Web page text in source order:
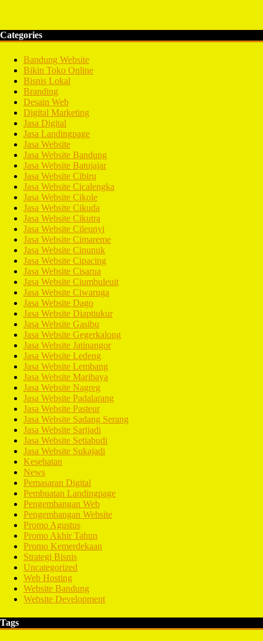
Categories
Bandung Website
Bikin Toko Online
Bisnis Lokal
Branding
Desain Web
Digital Marketing
Jasa Digital
Jasa Landingpage
Jasa Website
Jasa Website Bandung
Jasa Website Batujajar
Jasa Website Cibiru
Jasa Website Cicalengka
Jasa Website Cikole
Jasa Website Cikuda
Jasa Website Cikutra
Jasa Website Cileunyi
Jasa Website Cimareme
Jasa Website Cinunuk
Jasa Website Cipacing
Jasa Website Cisarua
Jasa Website Ciumbuleuit
Jasa Website Ciwaruga
Jasa Website Dago
Jasa Website Diaptiukur
Jasa Website Gasibu
Jasa Website Gegerkalong
Jasa Website Jatinangor
Jasa Website Ledeng
Jasa Website Lembang
Jasa Website Maribaya
Jasa Website Nagreg
Jasa Website Padalarang
Jasa Website Pasteur
Jasa Website Sadang Serang
Jasa Website Sarijadi
Jasa Website Setiabudi
Jasa Website Sukajadi
Kesehatan
News
Pemasaran Digital
Pembuatan Landingpage
Pengembangan Web
Pengembangan Website
Promo Agustus
Promo Akhir Tahun
Promo Kemerdekaan
Strategi Bisnis
Uncategorized
Web Hosting
Website Bandung
Website Development
Tags